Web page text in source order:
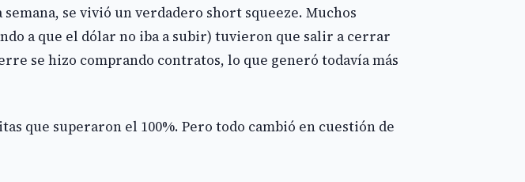
se vivió un verdadero short squeeze. Muchos
a que el dólar no iba a subir) tuvieron que salir a cerrar
se hizo comprando contratos, lo que generó todavía más
que superaron el 100%. Pero todo cambió en cuestión de